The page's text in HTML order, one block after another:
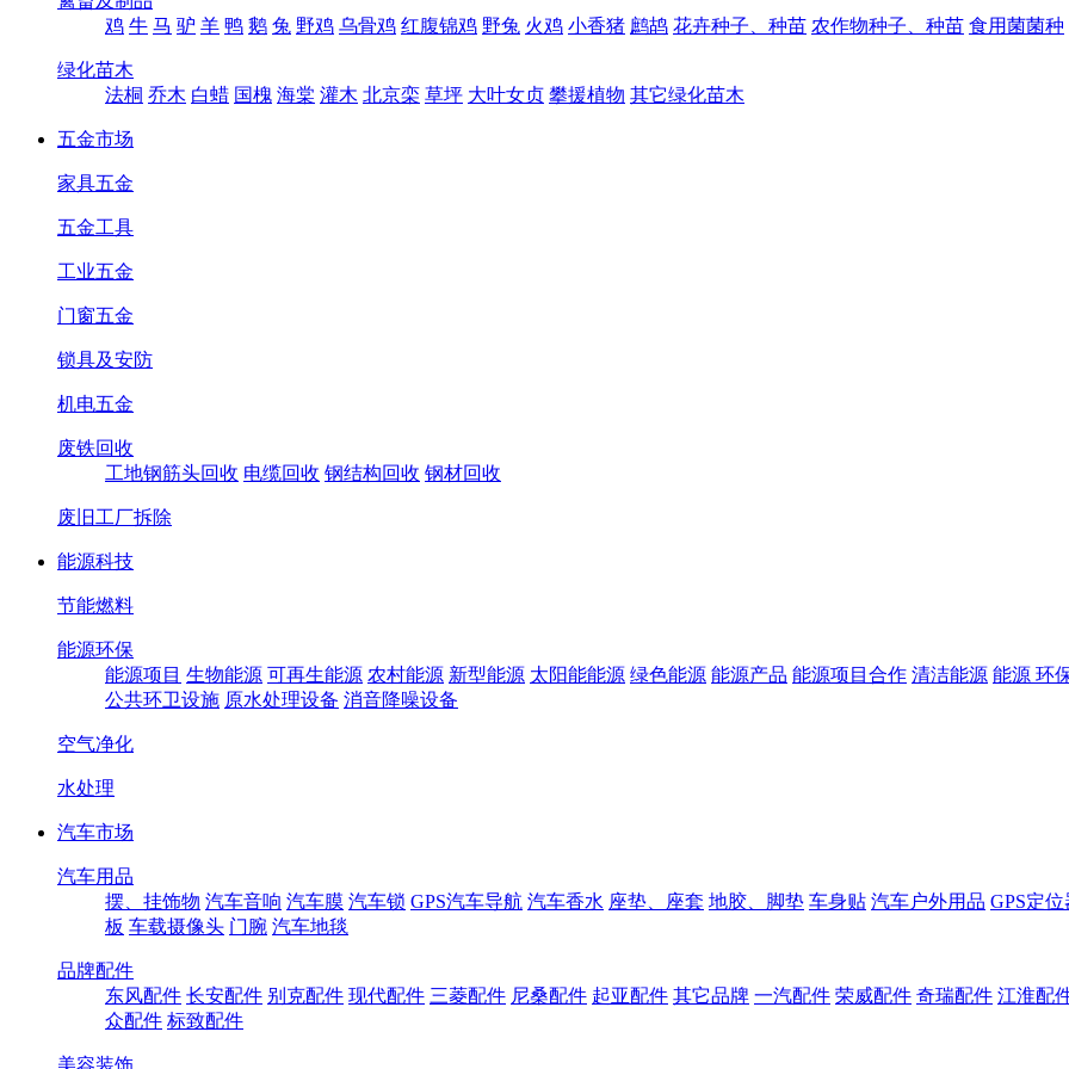
鸡 牛 马 驴 羊 鸭 鹅 兔 野鸡 乌骨鸡 红腹锦鸡 野兔 火鸡 小香猪 鹧鸪 花卉种子、种苗 农作物种子、种苗 食用菌菌种
绿化苗木
法桐 乔木 白蜡 国槐 海棠 灌木 北京栾 草坪 大叶女贞 攀援植物 其它绿化苗木
五金市场
家具五金
五金工具
工业五金
门窗五金
锁具及安防
机电五金
废铁回收
工地钢筋头回收 电缆回收 钢结构回收 钢材回收
废旧工厂拆除
能源科技
节能燃料
能源环保
能源项目 生物能源 可再生能源 农村能源 新型能源 太阳能能源 绿色能源 能源产品 能源项目合作 清洁能源 能源 环
公共环卫设施 原水处理设备 消音降噪设备
空气净化
水处理
汽车市场
汽车用品
摆、挂饰物 汽车音响 汽车膜 汽车锁 GPS汽车导航 汽车香水 座垫、座套 地胶、脚垫 车身贴 汽车户外用品 GPS定位
板 车载摄像头 门腕 汽车地毯
品牌配件
东风配件 长安配件 别克配件 现代配件 三菱配件 尼桑配件 起亚配件 其它品牌 一汽配件 荣威配件 奇瑞配件 江淮配
众配件 标致配件
美容装饰